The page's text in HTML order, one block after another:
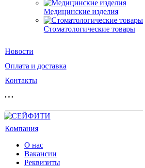
Медицинские изделия
Стоматологические товары
Новости
Оплата и доставка
Контакты
Компания
О нас
Вакансии
Реквизиты